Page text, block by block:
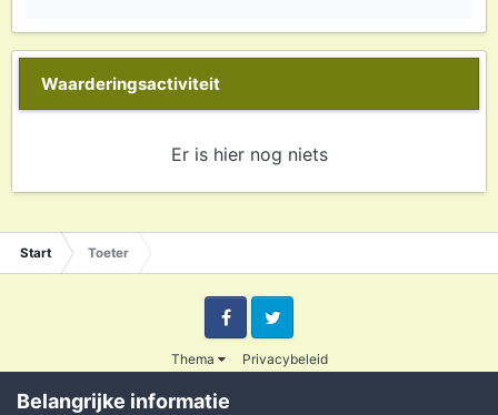
Waarderingsactiviteit
Er is hier nog niets
Start Toeter
Thema Privacybeleid
FacebookTwitter
Powered by Invision Community
Belangrijke informatie